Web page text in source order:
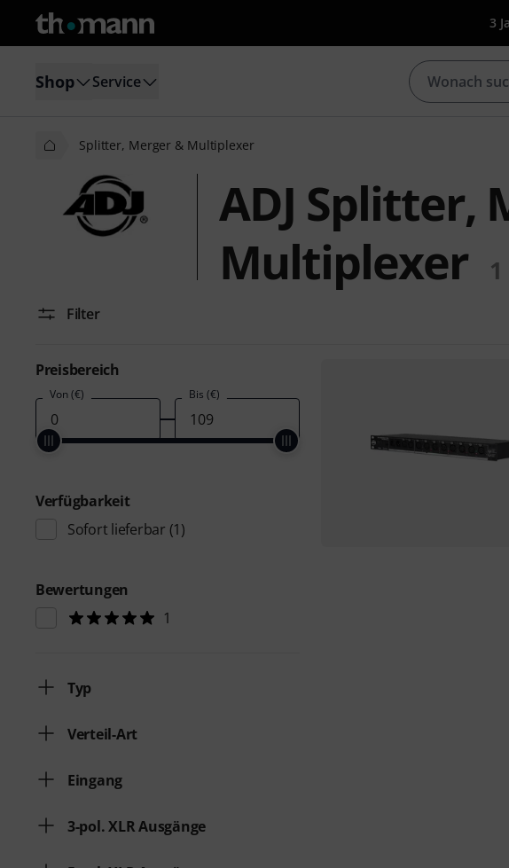
3
Shop Service
Splitter, Merger & Multiplexer
ADJ Splitter,
Multiplexer
1
Filter
Preisbereich
Von (€) Bis (€)
Verfügbarkeit
Sofort lieferbar (1)
Bewertungen
1
Typ
Verteil-Art
Eingang
3-pol. XLR Ausgänge